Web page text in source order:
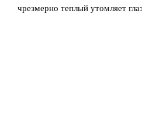
чрезмерно теплый утомляет